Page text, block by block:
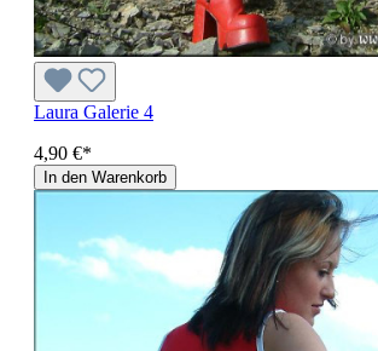
Laura Galerie 4
4,90 €*
In den Warenkorb